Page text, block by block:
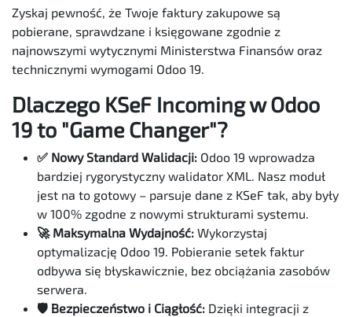
Zyskaj pewność, że Twoje faktury zakupowe są
pobierane, sprawdzane i księgowane zgodnie z
najnowszymi wytycznymi Ministerstwa Finansów oraz
technicznymi wymogami Odoo 19.
Dlaczego KSeF Incoming w Odoo
19 to "Game Changer"?
✅ Nowy Standard Walidacji: Odoo 19 wprowadza
bardziej rygorystyczny walidator XML. Nasz moduł
jest na to gotowy – parsuje dane z KSeF tak, aby były
w 100% zgodne z nowymi strukturami systemu.
🚀 Maksymalna Wydajność: Wykorzystaj
optymalizację Odoo 19. Pobieranie setek faktur
odbywa się błyskawicznie, bez obciążania zasobów
serwera.
🛡️ Bezpieczeństwo i Ciągłość: Dzięki integracji z